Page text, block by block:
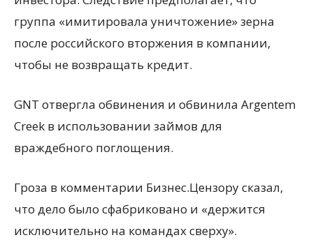
группа «имитировала уничтожение» зерна
после российского вторжения в компании,
чтобы не возвращать кредит.
GNT отвергла обвинения и обвинила Argentem
Creek в использовании займов для
враждебного поглощения.
Гроза в комментарии Бизнес.Цензору сказал,
что дело было сфабриковано и «держится
исключительно на командах сверху».